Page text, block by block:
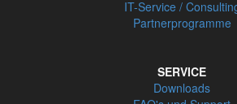
IT-Service /
Partnerprogramme
SERVICE
Downloads